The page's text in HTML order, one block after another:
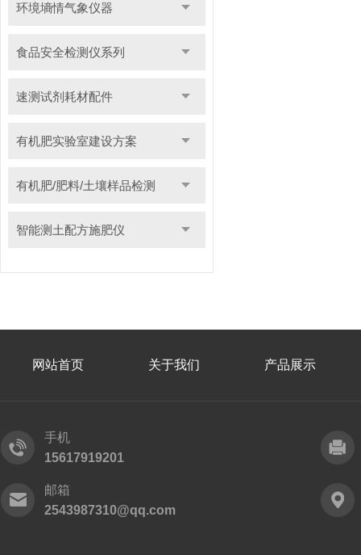
环境墒情气象仪器
食品安全检测仪系列
速测试剂耗材配件
有机肥实验室建设方案
有机肥/肥料/土壤样品检测
智能测土配方施肥仪
网站首页 关于我们 产品展示
手机
15617919201
邮箱
2543987310@qq.com